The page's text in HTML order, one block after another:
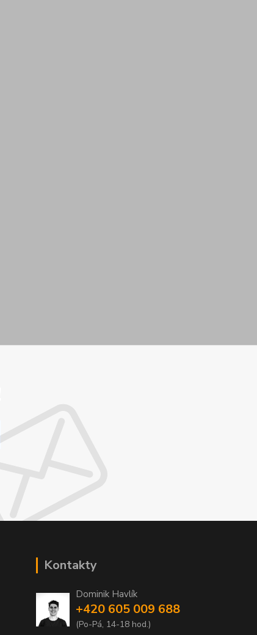
Kontakty
Dominik Havlík
+420 605 009 688
(Po-Pá, 14-18 hod.)